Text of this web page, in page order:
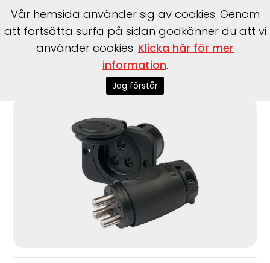
Elmotorer>MotorGuide
Vår hemsida använder sig av cookies. Genom
att fortsätta surfa på sidan godkänner du att vi
använder cookies. Klicka här för mer
information.
Jag förstår